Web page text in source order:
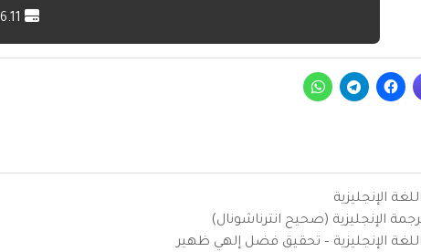
الإنجليزية
الإنجليزية (صحيح انترناشونال)
الإنجليزية – تحقيق فضل إلهي ظهير